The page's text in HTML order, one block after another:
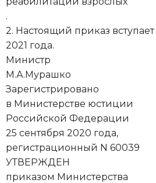
.
2. Настоящий приказ вступает
2021 года.
Министр
М.А.Мурашко
Зарегистрировано
в Министерстве юстиции
Российской Федерации
25 сентября 2020 года,
регистрационный N 60039
УТВЕРЖДЕН
приказом Министерства